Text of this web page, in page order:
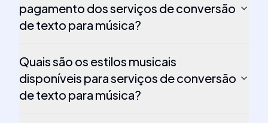
pagamento dos serviços de conversão
de texto para música?
Quais são os estilos musicais
disponíveis para serviços de conversão
de texto para música?